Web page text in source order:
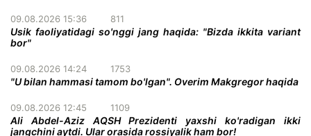
09.08.2026 15:36 811
Usik faoliyatidagi so'nggi jang haqida: "Bizda ikkita variant
bor"
09.08.2026 14:24 1753
"U bilan hammasi tamom bo'lgan". Overim Makgregor haqida
09.08.2026 12:45 1109
Ali Abdel-Aziz AQSH Prezidenti yaxshi ko'radigan ikki
jangchini aytdi. Ular orasida rossiyalik ham bor!